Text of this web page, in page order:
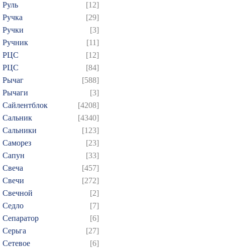
Руль
[12]
Ручка
[29]
Ручки
[3]
Ручник
[11]
РЦC
[12]
РЦС
[84]
Рычаг
[588]
Рычаги
[3]
Сайлентблок
[4208]
Сальник
[4340]
Сальники
[123]
Саморез
[23]
Сапун
[33]
Свеча
[457]
Свечи
[272]
Свечной
[2]
Седло
[7]
Сепаратор
[6]
Серьга
[27]
Сетевое
[6]